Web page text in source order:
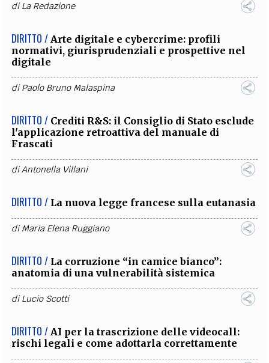
diLa Redazione
DIRITTO / Arte digitale e cybercrime: profili
normativi, giurisprudenziali e prospettive nel
digitale
diPaolo Bruno Malaspina
DIRITTO / Crediti R&S: il Consiglio di Stato esclude
l'applicazione retroattiva del manuale di
Frascati
diAntonella Villani
DIRITTO / La nuova legge francese sulla eutanasia
diMaria Elena Ruggiano
DIRITTO / La corruzione “in camice bianco”:
anatomia di una vulnerabilità sistemica
diLucio Scotti
DIRITTO / AI per la trascrizione delle videocall:
rischi legali e come adottarla correttamente